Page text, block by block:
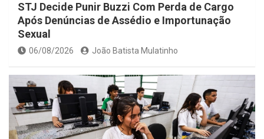
STJ Decide Punir Buzzi Com Perda de Cargo
Após Denúncias de Assédio e Importunação
Sexual
06/08/2026 João Batista Mulatinho